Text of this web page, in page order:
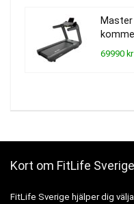
69990 kr
Kort om FitLife Sverige
FitLife Sverige hjälper dig